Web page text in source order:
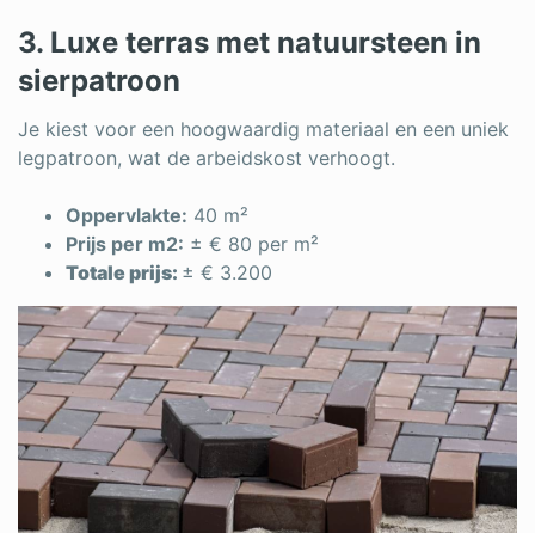
3. Luxe terras met natuursteen in
sierpatroon
Je kiest voor een hoogwaardig materiaal en een uniek
legpatroon, wat de arbeidskost verhoogt.
Oppervlakte: 40 m²
Prijs per m2: ± € 80 per m²
Totale prijs: ± € 3.200